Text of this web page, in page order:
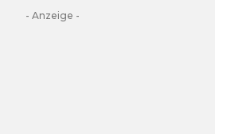
- Anzeige -